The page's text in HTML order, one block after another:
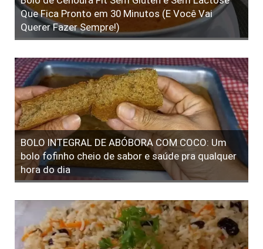
Que Fica Pronto em 30 Minutos (E Você Vai
Querer Fazer Sempre!)
BOLO INTEGRAL DE ABÓBORA COM COCO: Um
bolo fofinho cheio de sabor e saúde pra qualquer
hora do dia